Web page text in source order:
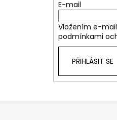
E-mail
Vložením e-
podmínkami
PŘIHLÁSIT SE